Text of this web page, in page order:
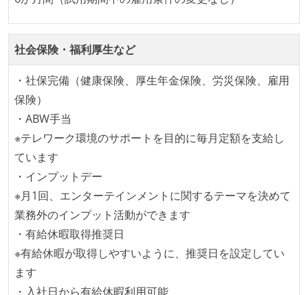
社会保険・福利厚生など
・社保完備（健康保険、厚生年金保険、労災保険、雇用
保険）
・ABW手当
※テレワーク環境のサポートを目的に毎月定額を支給し
ています
・インプットデー
※月1回、エンターテインメントに関するテーマを決めて
業務外のインプット活動ができます
・有給休暇取得推奨日
※有給休暇が取得しやすいように、推奨日を設定してい
ます
・入社日から有給休暇利用可能